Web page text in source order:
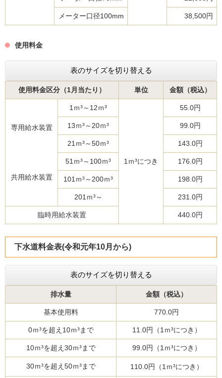
メーター口径100mm 38,500円
使用料金
表のサイズを切り替える
使用料金区分（1月当たり） 単位 金額（税込）
専用給水装置
共用給水装置
1ｍ³～12ｍ³
1ｍ³につき
55.0円
13ｍ³～20ｍ³ 99.0円
21ｍ³～50ｍ³ 143.0円
51ｍ³～100ｍ³ 176.0円
101ｍ³～200ｍ³ 198.0円
201ｍ³～ 231.0円
臨時用給水装置 440.0円
下水道料金表(令和元年10月から)
表のサイズを切り替える
排水量 金額（税込）
基本使用料 770.0円
0ｍ³を超え10ｍ³まで 11.0円（1ｍ³につき）
10ｍ³を超え30ｍ³まで 99.0円（1ｍ³につき）
30ｍ³を超え50ｍ³まで 110.0円（1ｍ³につき）